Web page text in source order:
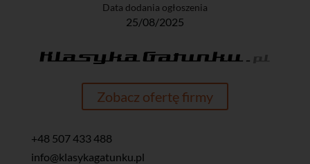
Data dodania ogłoszenia
25/08/2025
Zobacz ofertę firmy
+48 507 433 488
info@klasykagatunku.pl